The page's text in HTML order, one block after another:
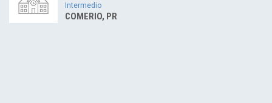
Intermedio
COMERIO, PR